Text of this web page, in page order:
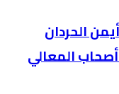
الحردان
المعالي